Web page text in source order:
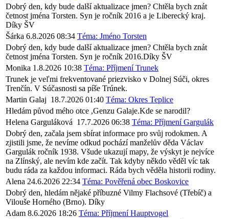
Dobrý den, kdy bude další aktualizace jmen? Chtěla bych znát
četnost jména Torsten. Syn je ročník 2016 a je Liberecký kraj.
Díky ŠV
Šárka 6.8.2026 08:34 Téma: Jméno Torsten
Dobrý den, kdy bude další aktualizace jmen? Chtěla bych znát
četnost jména Torsten. Syn je ročník 2016.Díky ŠV
Monika 1.8.2026 10:38 Téma: Příjmení Trunek
Trunek je veľmi frekventované priezvisko v Dolnej Súči, okres
Trenčín. V Súčasnosti sa píše Trúnek.
Martin Galaj 18.7.2026 01:40 Téma: Okres Teplice
Hledám původ mého otce ,Genzu Galaje.Kde se narodil?
Helena Garguláková 17.7.2026 06:38 Téma: Příjmení Gargulák
Dobrý den, začala jsem sbírat informace pro svůj rodokmen. A
zjistili jsme, že nevíme odkud pochází manželův děda Václav
Gargulák ročník 1938. Všude ukazují mapy, že výskyt je nejvíce
na Zlínský, ale nevím kde začít. Tak kdyby někdo věděl víc tak
budu ráda za každou informaci. Ráda bych věděla historii rodiny.
Alena 24.6.2026 22:34 Téma: Pověřená obec Boskovice
Dobrý den, hledám nějaké příbuzné Vilmy Flachsové (Třebíč) a
Vilouše Horného (Brno). Díky
Adam 8.6.2026 18:26 Téma: Příjmení Hauptvogel